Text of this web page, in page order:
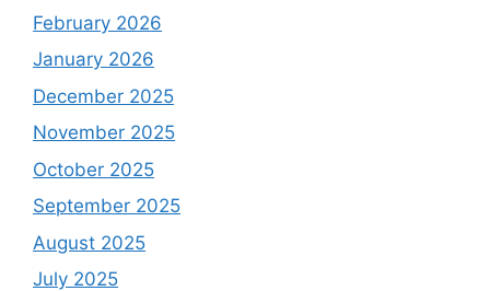
February 2026
January 2026
December 2025
November 2025
October 2025
September 2025
August 2025
July 2025